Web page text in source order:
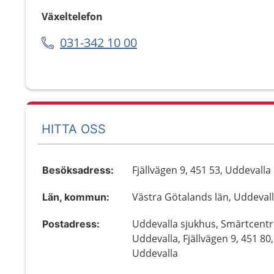
Växeltelefon
031-342 10 00
HITTA OSS
Besöksadress: Fjällvägen 9, 451 53, Uddevalla
Län, kommun: Västra Götalands län,
Postadress:
Uddevalla sjukhus,
Uddevalla, Fjällvägen 9, 451 80,
Uddevalla